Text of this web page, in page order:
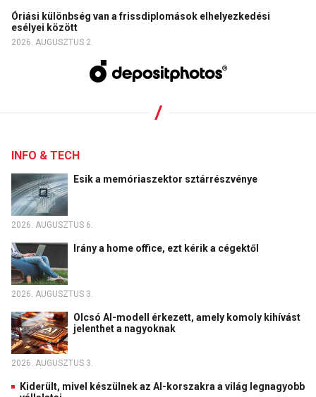
Óriási különbség van a frissdiplomások elhelyezkedési
esélyei között
2026. AUGUSZTUS 2.
INFO & TECH
Esik a memóriaszektor sztárrészvénye
2026. AUGUSZTUS 6.
Irány a home office, ezt kérik a cégektől
2026. AUGUSZTUS 3.
Olcsó AI-modell érkezett, amely komoly kihívást
jelenthet a nagyoknak
2026. AUGUSZTUS 3.
Kiderült, mivel készülnek az AI-korszakra a világ legnagyobb